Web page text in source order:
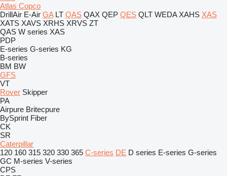
Atlas Copco
DrillAir E-Air GA LT QAS QAX QEP QES QLT WEDA XAHS XAS
XATS XAVS XRHS XRVS ZT
QAS W series XAS
PDP
E-series G-series KG
B-series
BM BW
GFS
VT
Rover Skipper
PA
Airpure Britecpure
BySprint Fiber
CK
SR
Caterpillar
120 160 315 320 330 365 C-series DE D series E-series G-series
GC M-series V-series
CPS